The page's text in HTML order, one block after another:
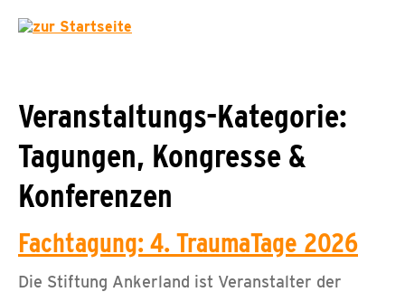
Veranstaltungs-Kategorie:
Tagungen, Kongresse &
Konferenzen
Fachtagung: 4. TraumaTage 2026
Die Stiftung Ankerland ist Veranstalter der